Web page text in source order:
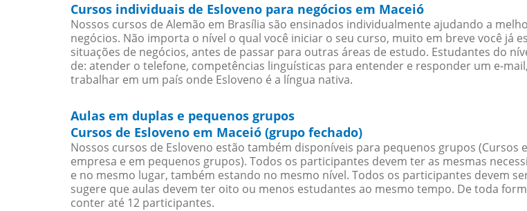
Cursos individuais de Esloveno para negócios em Maceió
Nossos cursos de Alemão em Brasília são ensinados individualmente ajudando a
negócios. Não importa o nível o qual você iniciar o seu curso, muito em breve você
situações de negócios, antes de passar para outras áreas de estudo. Estudantes do
de: atender o telefone, competências linguísticas para entender e responder um e-
trabalhar em um país onde Esloveno é a língua nativa.
Aulas em duplas e pequenos grupos
Cursos de Esloveno em Maceió (grupo fechado)
Nossos cursos de Esloveno estão também disponíveis para pequenos grupos
empresa e em pequenos grupos). Todos os participantes devem ter as mesmas
e no mesmo lugar, também estando no mesmo nível. Todos os participantes devem
sugere que aulas devem ter oito ou menos estudantes ao mesmo tempo. De toda
conter até 12 participantes.